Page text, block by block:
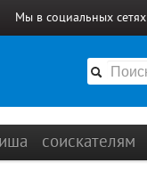
Мы в социальных сетях
соискателям